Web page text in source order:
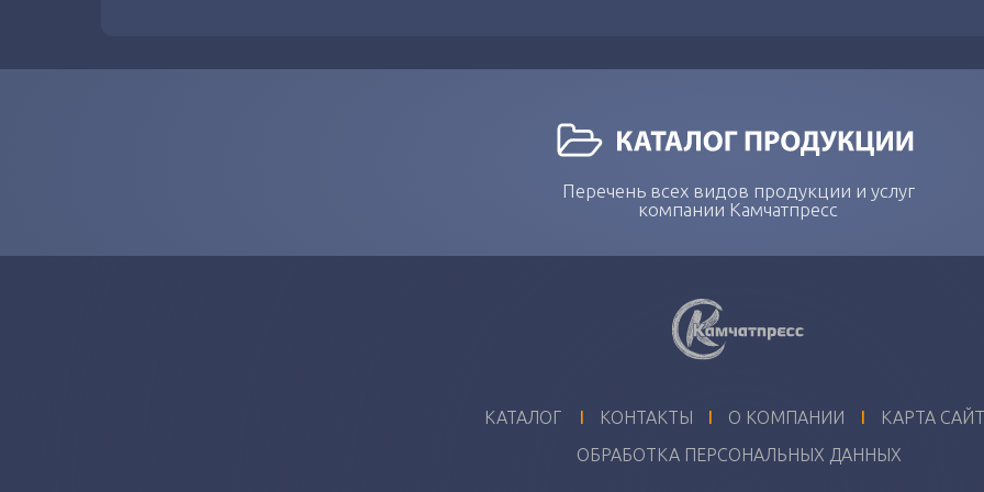
Перечень всех видов продукции и услуг
компании Камчатпресс
I I I
КАРТА
ОБРАБОТКА ПЕРСОНАЛЬНЫХ ДАННЫХ
О КОМПАНИИ
КОНТАКТЫ
КАТАЛОГ